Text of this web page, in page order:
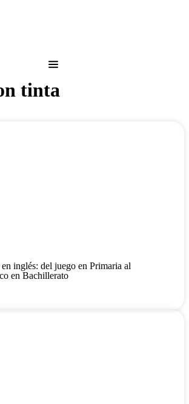
tinta
inglés: del juego en Primaria al
en Bachillerato